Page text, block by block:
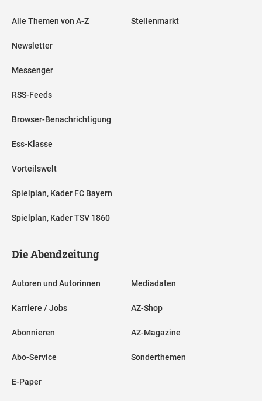
Alle Themen von A-Z
Newsletter
Messenger
RSS-Feeds
Browser-Benachrichtigung
Ess-Klasse
Vorteilswelt
Spielplan, Kader FC Bayern
Spielplan, Kader TSV 1860
Stellenmarkt
Die Abendzeitung
Autoren und Autorinnen
Karriere / Jobs
Abonnieren
Abo-Service
E-Paper
Mediadaten
AZ-Shop
AZ-Magazine
Sonderthemen